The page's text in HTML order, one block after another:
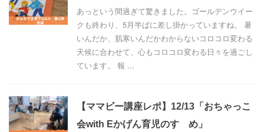
あっという間過ぎて驚きました。ゴールデンウイー
クも終わり、5月半ばに差し掛かっていますね。 暑
いんだか、肌寒いんだかわからないコロコロ変わる
天候に合わせて、心もコロコロ変わる日々を過ごし
ています。 報 ...
【ママビー講座レポ】12/13「おちゃっこ
会with Eかげん育児のすゝめ」